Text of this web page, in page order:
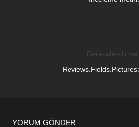
Derecelendirme:
Reviews.Fields.Pictures:
YORUM GÖNDER